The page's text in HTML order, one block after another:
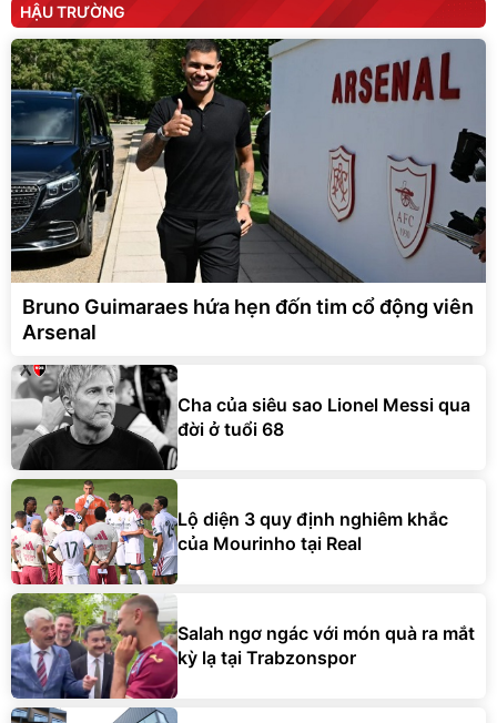
HẬU TRƯỜNG
Bruno Guimaraes hứa hẹn đốn tim cổ động viên
Arsenal
Cha của siêu sao Lionel Messi qua
đời ở tuổi 68
Lộ diện 3 quy định nghiêm khắc
của Mourinho tại Real
Salah ngơ ngác với món quà ra mắt
kỳ lạ tại Trabzonspor